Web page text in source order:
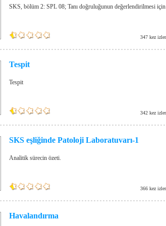
SKS, bölüm 2: SPL 08; Tanı doğruluğunun değerlendirilmesi
347 kez
Tespit
Tespit
342 kez
SKS eşliğinde Patoloji Laboratuvarı-1
Analitik sürecin özeti.
366 kez
Havalandırma